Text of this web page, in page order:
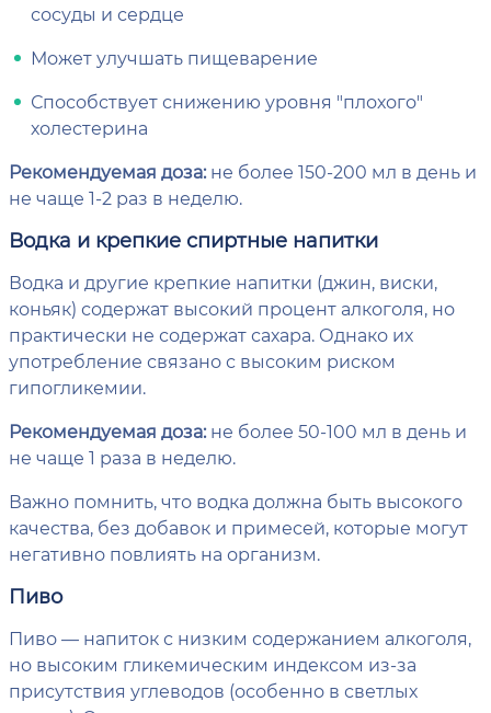
сосуды и сердце
Может улучшать пищеварение
Способствует снижению уровня "плохого"
холестерина
Рекомендуемая доза:не более 150-200 мл в день и
не чаще 1-2 раз в неделю.
Водка и крепкие спиртные напитки
Водка и другие крепкие напитки (джин, виски,
коньяк) содержат высокий процент алкоголя, но
практически не содержат сахара. Однако их
употребление связано с высоким риском
гипогликемии.
Рекомендуемая доза:не более 50-100 мл в день и
не чаще 1 раза в неделю.
Важно помнить, что водка должна быть высокого
качества, без добавок и примесей, которые могут
негативно повлиять на организм.
Пиво
Пиво — напиток с низким содержанием алкоголя,
но высоким гликемическим индексом из-за
присутствия углеводов (особенно в светлых